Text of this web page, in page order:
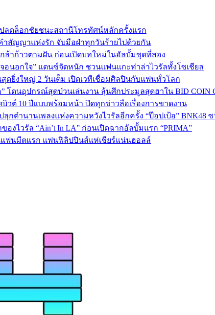
ปลดล็อกชัยชนะสถานีโทรทัศน์หลักครั้งแรก
ำสัญญาแห่งรัก จับมือฝ่าทุกวันร้ายไปด้วยกัน
คนกล้าก้าวตามฝัน ก่อนเปิดบทใหม่ในอัลบั้มชุดที่สอง
นอกใจ” แดนซ์จัดหนัก ชวนแฟนแกะท่าล่าไวรัลทั้งโซเชียล
สุดยิ่งใหญ่ 2 วันเต็ม เปิดเวทีเชื่อมศิลปินกับแฟนทั่วโลก
ดนอุปกรณ์สุดป่วนเล่นงาน ลุ้นศึกประมูลสุดฮาใน BID COIN
วต์ 10 ปีแบบพร้อมหน้า ปิดทุกข่าวลือเรื่องการขาดงาน
ปลุกตำนานเพลงแห่งความหวังไวรัลอีกครั้ง “ป๊อปเป้อ”
งไวรัล “Ain’t In LA” ก่อนเปิดฉากอัลบั้มแรก “PRIMA”
แฟนมีตแรก แฟนฟิลิปปินส์แห่เชียร์แน่นฮอลล์